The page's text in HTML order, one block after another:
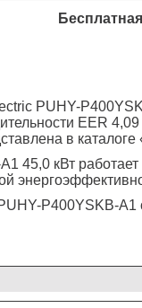
PUHY-
EER
в
45,0 кВт
P400YSKB-A1